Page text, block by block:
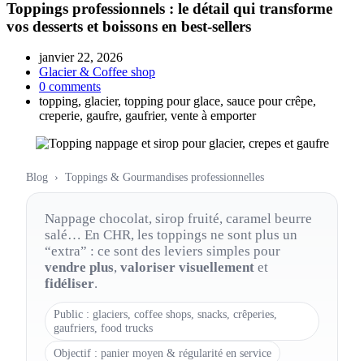
Toppings professionnels : le détail qui transforme
vos desserts et boissons en best-sellers
janvier 22, 2026
Glacier & Coffee shop
0 comments
topping, glacier, topping pour glace, sauce pour crêpe,
creperie, gaufre, gaufrier, vente à emporter
Blog › Toppings & Gourmandises professionnelles
Nappage chocolat, sirop fruité, caramel beurre
salé… En CHR, les toppings ne sont plus un
“extra” : ce sont des leviers simples pour
vendre plus, valoriser visuellement et
fidéliser.
Public : glaciers, coffee shops, snacks, crêperies,
gaufriers, food trucks
Objectif : panier moyen & régularité en service